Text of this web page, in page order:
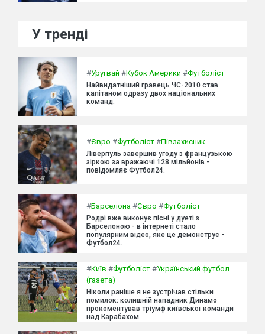
У тренді
#Уругвай #Кубок Америки #Футболіст
Найвидатніший гравець ЧС-2010 став
капітаном одразу двох національних
команд.
#Євро #Футболіст #Півзахисник
Ліверпуль завершив угоду з французькою
зіркою за вражаючі 128 мільйонів -
повідомляє Футбол24.
#Барселона #Євро #Футболіст
Родрі вже виконує пісні у дуеті з
Барселоною - в інтернеті стало
популярним відео, яке це демонструє -
Футбол24.
#Київ #Футболіст #Український футбол
(газета)
Ніколи раніше я не зустрічав стільки
помилок: колишній нападник Динамо
прокоментував тріумф київської команди
над Карабахом.